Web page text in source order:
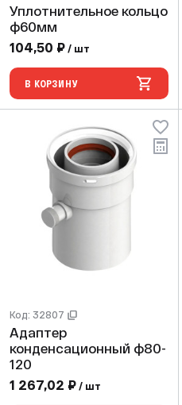
Уплотнительное кольцо
ф60мм
104,50 ₽ / шт
В КОРЗИНУ
Код: 32807
Адаптер
конденсационный ф80-
120
1 267,02 ₽ / шт